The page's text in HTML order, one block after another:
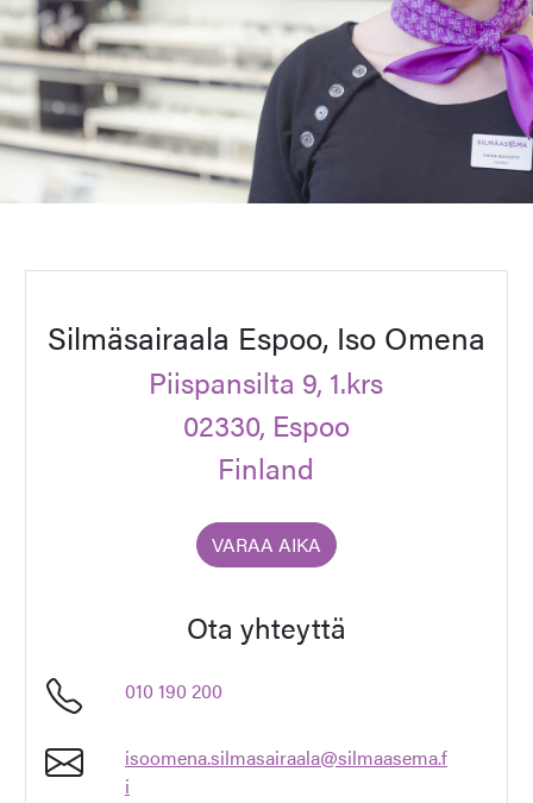
Silmäsairaala Espoo, Iso Omena
Piispansilta 9, 1.krs
02330, Espoo
Finland
VARAA AIKA
Ota yhteyttä
010 190 200
isoomena.silmasairaala@silmaasema.f
i